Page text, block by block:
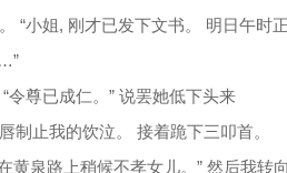
“小姐, 刚才已发下文书。 明日午时正
令尊已成仁。” 说罢她低下头来
制止我的饮泣。 接着跪下三叩首。
黄泉路上稍候不孝女儿。” 然后我转